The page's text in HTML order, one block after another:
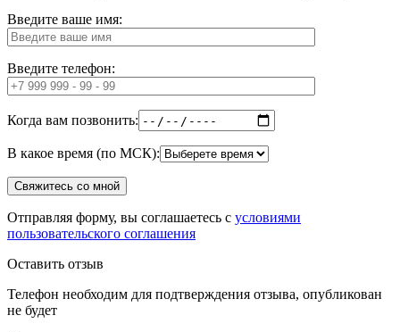
Введите ваше имя:
Введите телефон:
Когда вам позвонить:
В какое время (по МСК):
Отправляя форму, вы соглашаетесь с условиями
пользовательского соглашения
Оставить отзыв
Телефон необходим для подтверждения отзыва, опубликован
не будет